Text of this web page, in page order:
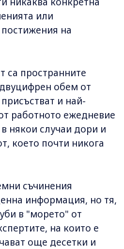
или
на
са пространните
обем от
и най-
работното ежедневие
някои случаи дори и
което почти никога
съчинения
информация, но тя,
в "морето" от
на които е
още десетки и